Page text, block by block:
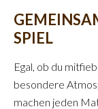
SPIEL
Egal, ob du
besondere
machen jeden